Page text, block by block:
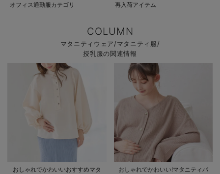
オフィス通勤服カテゴリ 再入荷アイテム
COLUMN
マタニティウェア/マタニティ服/
授乳服の関連情報
おしゃれでかわいいおすすめマタ
おしゃれでかわいい!マタニティパ